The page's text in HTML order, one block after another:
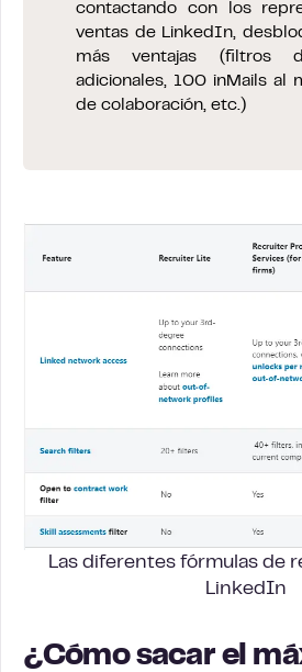
contactando con los
ventas de LinkedIn,
más ventajas (filtros
adicionales, 100 inMails al
de colaboración, etc.)
Las diferentes fórmulas de
LinkedIn
¿Cómo sacar el